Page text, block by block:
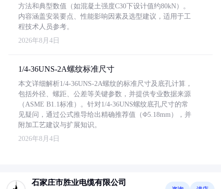
方法和典型数值（如混凝土强度C30下设计值约80kN）。
内容涵盖安装要点、性能影响因素及选型建议，适用于工
程技术人员参考。
2026年8月4日
1/4-36UNS-2A螺纹标准尺寸
本文详细解析1/4-36UNS-2A螺纹的标准尺寸及底孔计算，
包括外径、螺距、公差等关键参数，并提供专业数据来源
（ASME B1.1标准）。针对1/4-36UNS螺纹底孔尺寸的常
见疑问，通过公式推导给出精确推荐值（Φ5.18mm），并
附加工艺建议与扩展知识。
2026年8月4日
石家庄市胜业电缆有限公司